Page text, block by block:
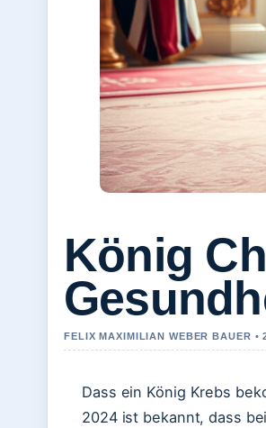
König
FELIX MAXIMILIAN WEBER BAUER •
Dass ein König Krebs
2024 ist bekannt, dass